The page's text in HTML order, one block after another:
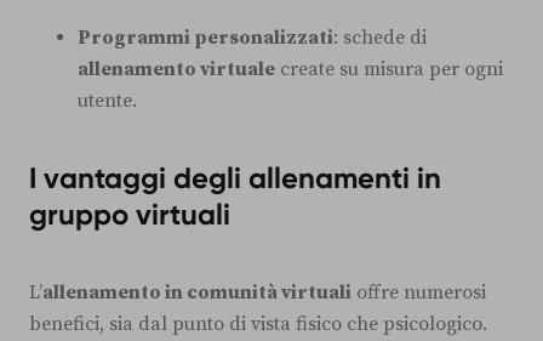
Programmi personalizzati: schede di
allenamento virtuale create su misura per ogni
utente.
I vantaggi degli allenamenti in
gruppo virtuali
L’allenamento in comunità virtuali offre numerosi
benefici, sia dal punto di vista fisico che psicologico.